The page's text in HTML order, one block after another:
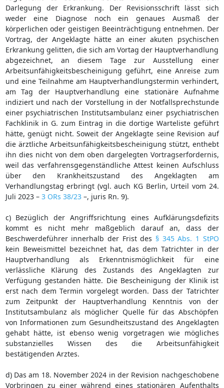
Darlegung der Erkrankung. Der Revisionsschrift lässt sich
weder eine Diagnose noch ein genaues Ausmaß der
körperlichen oder geistigen Beeinträchtigung entnehmen. Der
Vortrag, der Angeklagte hätte an einer akuten psychischen
Erkrankung gelitten, die sich am Vortag der Hauptverhandlung
abgezeichnet, an diesem Tage zur Ausstellung einer
Arbeitsunfähigkeitsbescheinigung geführt, eine Anreise zum
und eine Teilnahme am Hauptverhandlungstermin verhindert,
am Tag der Hauptverhandlung eine stationäre Aufnahme
indiziert und nach der Vorstellung in der Notfallsprechstunde
einer psychiatrischen Institutsambulanz einer psychiatrischen
Fachklinik in G. zum Eintrag in die dortige Warteliste geführt
hätte, genügt nicht. Soweit der Angeklagte seine Revision auf
die ärztliche Arbeitsunfähigkeitsbescheinigung stützt, enthebt
ihn dies nicht von dem oben dargelegten Vortragserfordernis,
weil das verfahrensgegenständliche Attest keinen Aufschluss
über den Krankheitszustand des Angeklagten am
Verhandlungstag erbringt (vgl. auch KG Berlin, Urteil vom 24.
Juli 2023 – 3 ORs 38/23–, juris Rn. 9).
c) Bezüglich der Angriffsrichtung eines Aufklärungsdefizits
kommt es nicht mehr maßgeblich darauf an, dass der
Beschwerdeführer innerhalb der Frist des § 345 Abs. 1 StPO
kein Beweismittel bezeichnet hat, das dem Tatrichter in der
Hauptverhandlung als Erkenntnismöglichkeit für eine
verlässliche Klärung des Zustands des Angeklagten zur
Verfügung gestanden hätte. Die Bescheinigung der Klinik ist
erst nach dem Termin vorgelegt worden. Dass der Tatrichter
zum Zeitpunkt der Hauptverhandlung Kenntnis von der
Institutsambulanz als möglicher Quelle für das Abschöpfen
von Informationen zum Gesundheitszustand des Angeklagten
gehabt hätte, ist ebenso wenig vorgetragen wie mögliches
substanzielles Wissen des die Arbeitsunfähigkeit
bestätigenden Arztes.
d) Das am 18. November 2024 in der Revision nachgeschobene
Vorbringen zu einer während eines stationären Aufenthalts